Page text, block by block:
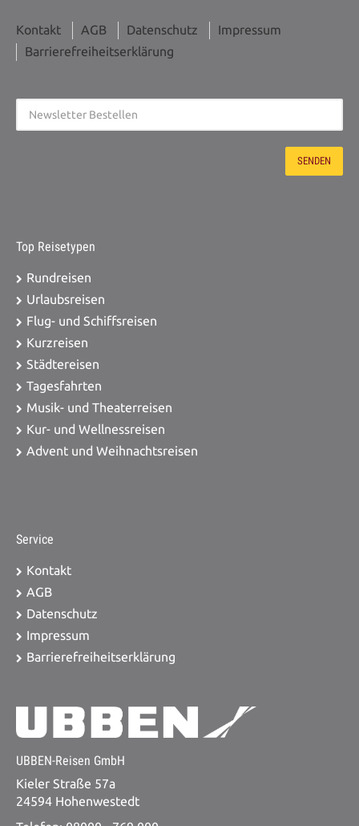
Kontakt AGB Datenschutz
Impressum
Barrierefreiheitserklärung
Top Reisetypen
Rundreisen
Urlaubsreisen
Flug- und Schiffsreisen
Kurzreisen
Städtereisen
Tagesfahrten
Musik- und Theaterreisen
Kur- und Wellnessreisen
Advent und Weihnachtsreisen
Service
Kontakt
AGB
Datenschutz
Impressum
Barrierefreiheitserklärung
UBBEN-Reisen GmbH
Kieler Straße 57a
24594 Hohenwestedt